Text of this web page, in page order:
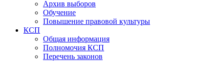
Архив выборов
Обучение
Повышение правовой культуры
КСП
Общая информация
Полномочия КСП
Перечень законов